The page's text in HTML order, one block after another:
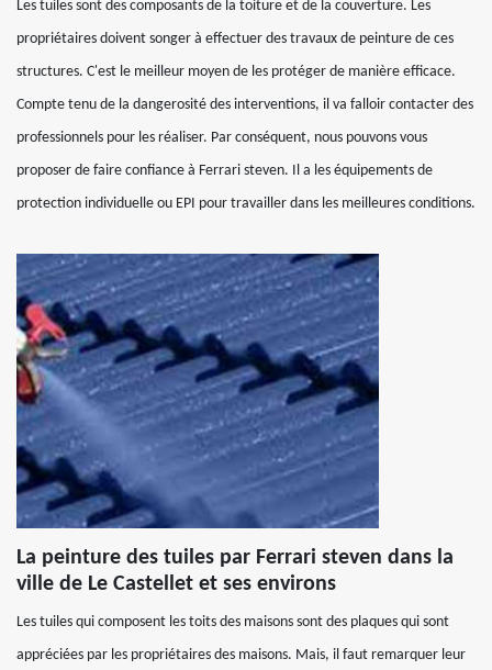
Les tuiles sont des composants de la toiture et de la couverture. Les
propriétaires doivent songer à effectuer des travaux de peinture de ces
structures. C'est le meilleur moyen de les protéger de manière efficace.
Compte tenu de la dangerosité des interventions, il va falloir contacter des
professionnels pour les réaliser. Par conséquent, nous pouvons vous
proposer de faire confiance à Ferrari steven. Il a les équipements de
protection individuelle ou EPI pour travailler dans les meilleures conditions.
La peinture des tuiles par Ferrari steven dans la
ville de Le Castellet et ses environs
Les tuiles qui composent les toits des maisons sont des plaques qui sont
appréciées par les propriétaires des maisons. Mais, il faut remarquer leur